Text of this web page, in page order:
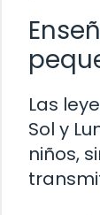
Las
Sol y
niños,